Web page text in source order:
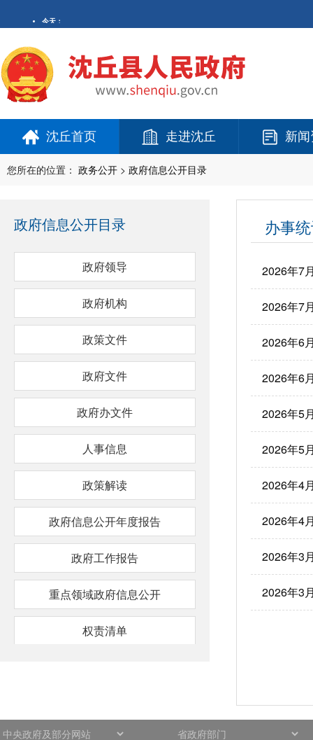
沈丘首页 走进沈丘 新
您所在的位置： 政务公开 > 政府信息公开目录
政府信息公开目录
政府领导
政府机构
政策文件
政府文件
政府办文件
人事信息
政策解读
政府信息公开年度报告
政府工作报告
重点领域政府信息公开
权责清单
据、条件、程序
办事
2026年7
2026年7
2026年6
2026年6
2026年5
2026年5
2026年4
2026年4
2026年3
2026年3